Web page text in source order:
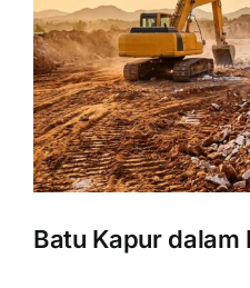
Batu Kapur dalam